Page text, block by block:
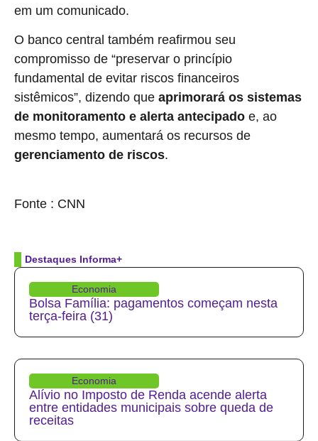
‌em um comunicado.
O banco central também reafirmou seu
compromisso de “preservar o princípio
fundamental ‌de evitar riscos financeiros
sistêmicos”, dizendo que aprimorará ⁠os sistemas
de monitoramento e alerta antecipado e, ​ao
mesmo tempo, aumentará ​os recursos de
gerenciamento de riscos.
Fonte : CNN
Destaques Informa+
Economia
Bolsa Família: pagamentos começam nesta
terça-feira (31)
Economia
Alívio no Imposto de Renda acende alerta
entre entidades municipais sobre queda de
receitas